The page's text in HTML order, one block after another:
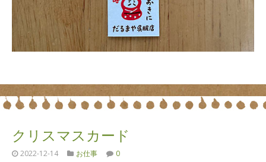
クリスマスカード
2022-12-14 お仕事 0